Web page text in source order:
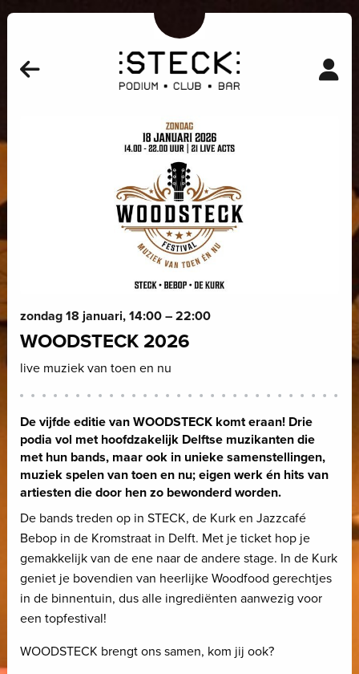
zondag 18 januari, 14:00 – 22:00
WOODSTECK 2026
live muziek van toen en nu
De vijfde editie van WOODSTECK komt eraan! Drie
podia vol met hoofdzakelijk Delftse muzikanten die
met hun bands, maar ook in unieke samenstellingen,
muziek spelen van toen en nu; eigen werk én hits van
artiesten die door hen zo bewonderd worden.
De bands treden op in STECK, de Kurk en Jazzcafé
Bebop in de Kromstraat in Delft. Met je ticket hop je
gemakkelijk van de ene naar de andere stage. In de Kurk
geniet je bovendien van heerlijke Woodfood gerechtjes
in de binnentuin, dus alle ingrediënten aanwezig voor
een topfestival!
WOODSTECK brengt ons samen, kom jij ook?